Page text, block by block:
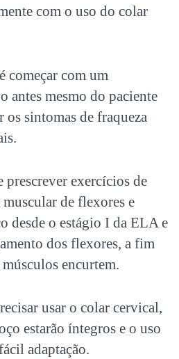
com o uso do colar
começar com um
antes mesmo do paciente
os sintomas de fraqueza
prescrever exercícios de
de flexores e
desde o estágio I da ELA e
dos flexores, a fim
encurtem.
usar o colar cervical,
estarão íntegros e o uso
adaptação.